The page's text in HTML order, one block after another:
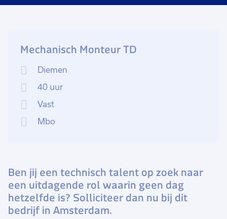
Mechanisch Monteur TD
Diemen
40 uur
Vast
Mbo
Ben jij een technisch talent op zoek naar
een uitdagende rol waarin geen dag
hetzelfde is? Solliciteer dan nu bij dit
bedrijf in Amsterdam.